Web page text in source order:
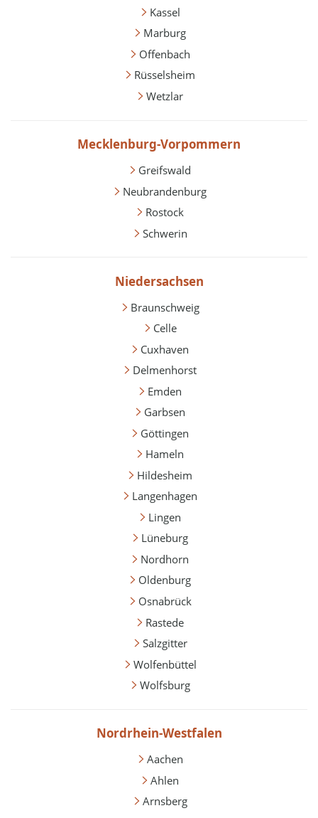
Kassel
Marburg
Offenbach
Rüsselsheim
Wetzlar
Mecklenburg-Vorpommern
Greifswald
Neubrandenburg
Rostock
Schwerin
Niedersachsen
Braunschweig
Celle
Cuxhaven
Delmenhorst
Emden
Garbsen
Göttingen
Hameln
Hildesheim
Langenhagen
Lingen
Lüneburg
Nordhorn
Oldenburg
Osnabrück
Rastede
Salzgitter
Wolfenbüttel
Wolfsburg
Nordrhein-Westfalen
Aachen
Ahlen
Arnsberg